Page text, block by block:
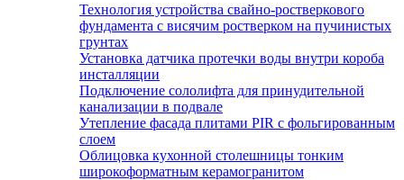
Технология устройства свайно-ростверкового
фундамента с висячим ростверком на пучинистых
грунтах
Установка датчика протечки воды внутри короба
инсталляции
Подключение сололифта для принудительной
канализации в подвале
Утепление фасада плитами PIR с фольгированным
слоем
Облицовка кухонной столешницы тонким
широкоформатным керамогранитом